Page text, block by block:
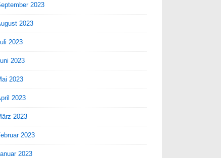
2023
2023
2023
2023
2023
2023
2023
2023
2023